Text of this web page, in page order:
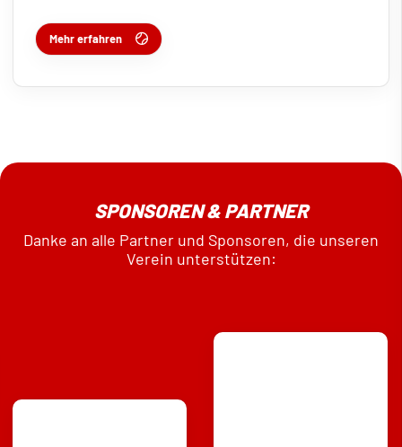
Mehr erfahren
SPONSOREN & PARTNER
Danke an alle Partner und Sponsoren, die unseren
Verein unterstützen: